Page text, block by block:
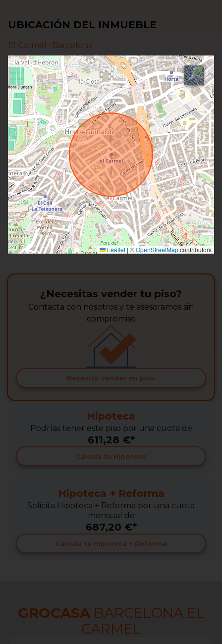
UBICACIÓN DEL INMUEBLE
El Carmel · Barcelona
Leaflet | ©OpenStreetMapcontributors
¿Necesitas vender tu piso?
Contacta con nosotros y te asesoramos sin
compromiso
Necesito vender mi piso
Hipoteca
Podrías tener este piso por una cuota de
611,28 €*
Calcula tu Hipoteca
Hipoteca + Reforma
Solicita Hipoteca + Reforma por una cuota
mensual de
687,20 €*
Calcula tu Hipoteca + Reforma
GROCASA BARCELONA EL
CARMEL